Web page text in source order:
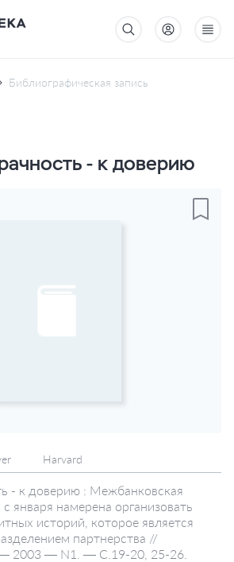
Библиографическая запись
- к доверию
Harvard
- к доверию : Межбанковская
января намерена организовать
историй, которое является
партнерства //
— 2003 — N1. — С.19-20, 25-26.